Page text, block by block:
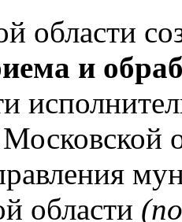
области
и
области